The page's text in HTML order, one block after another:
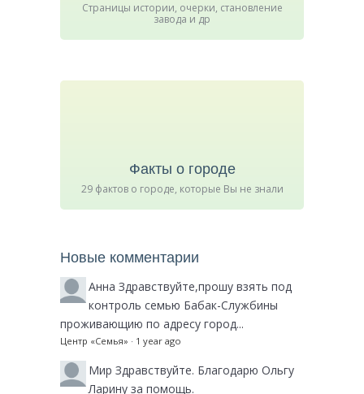
Страницы истории, очерки, становление
завода и др
Факты о городе
29 фактов о городе, которые Вы не знали
Новые комментарии
Анна Здравствуйте,прошу взять под
контроль семью Бабак-Службины
проживающию по адресу город...
Центр «Семья» · 1 year ago
Мир Здравствуйте. Благодарю Ольгу
Ларину за помощь.